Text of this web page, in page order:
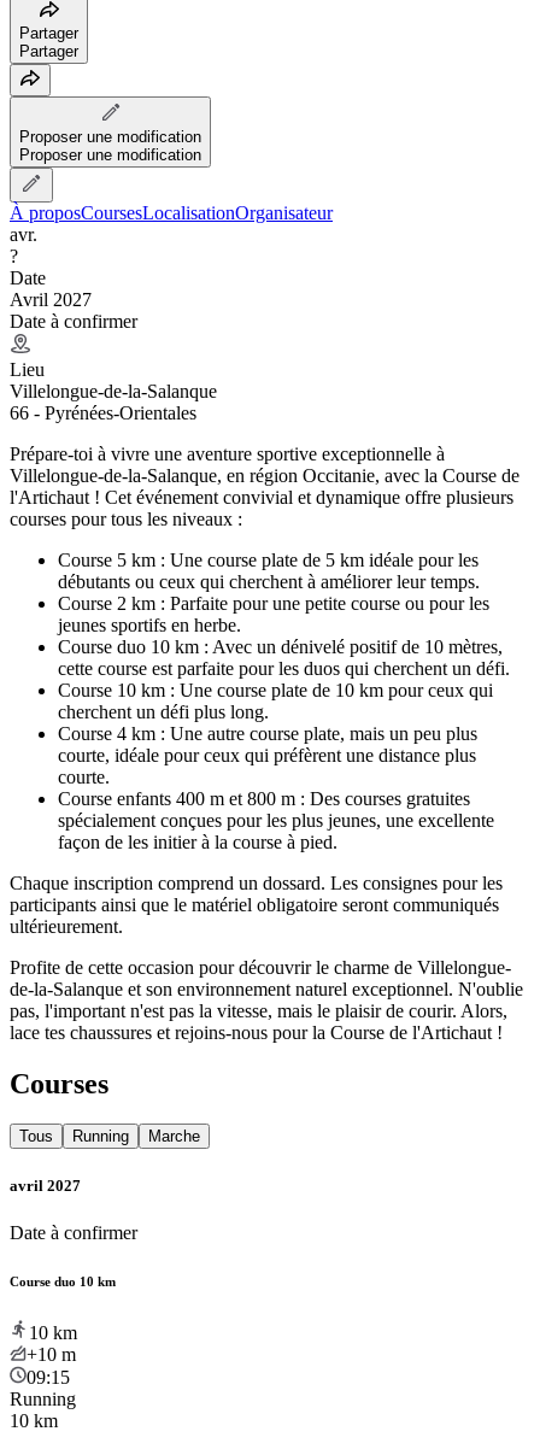
Partager
Partager
Proposer une modification
Proposer une modification
À proposCoursesLocalisationOrganisateur
avr.
?
Date
Avril 2027
Date à confirmer
Lieu
Villelongue-de-la-Salanque
66 - Pyrénées-Orientales
Prépare-toi à vivre une aventure sportive exceptionnelle à
Villelongue-de-la-Salanque, en région Occitanie, avec la Course de
l'Artichaut ! Cet événement convivial et dynamique offre plusieurs
courses pour tous les niveaux :
Course 5 km : Une course plate de 5 km idéale pour les
débutants ou ceux qui cherchent à améliorer leur temps.
Course 2 km : Parfaite pour une petite course ou pour les
jeunes sportifs en herbe.
Course duo 10 km : Avec un dénivelé positif de 10 mètres,
cette course est parfaite pour les duos qui cherchent un défi.
Course 10 km : Une course plate de 10 km pour ceux qui
cherchent un défi plus long.
Course 4 km : Une autre course plate, mais un peu plus
courte, idéale pour ceux qui préfèrent une distance plus
courte.
Course enfants 400 m et 800 m : Des courses gratuites
spécialement conçues pour les plus jeunes, une excellente
façon de les initier à la course à pied.
Chaque inscription comprend un dossard. Les consignes pour les
participants ainsi que le matériel obligatoire seront communiqués
ultérieurement.
Profite de cette occasion pour découvrir le charme de Villelongue-
de-la-Salanque et son environnement naturel exceptionnel. N'oublie
pas, l'important n'est pas la vitesse, mais le plaisir de courir. Alors,
lace tes chaussures et rejoins-nous pour la Course de l'Artichaut !
Courses
Tous Running Marche
avril 2027
Date à confirmer
Course duo 10 km
10 km
+10 m
09:15
Running
10 km